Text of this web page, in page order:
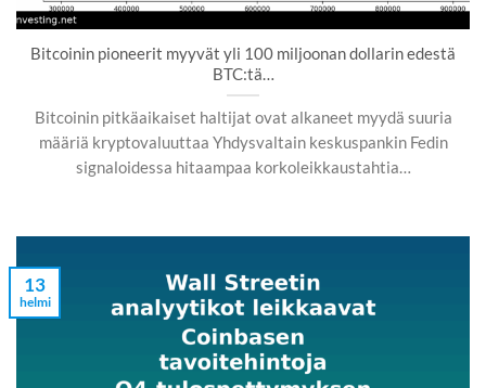
Bitcoinin pioneerit myyvät yli 100 miljoonan dollarin edestä
BTC:tä…
Bitcoinin pitkäaikaiset haltijat ovat alkaneet myydä suuria
määriä kryptovaluuttaa Yhdysvaltain keskuspankin Fedin
signaloidessa hitaampaa korkoleikkaustahtia…
13
helmi